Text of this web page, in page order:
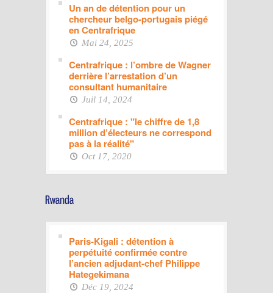
Un an de détention pour un
chercheur belgo-portugais piégé
en Centrafrique
Mai 24, 2025
Centrafrique : l’ombre de Wagner
derrière l’arrestation d’un
consultant humanitaire
Juil 14, 2024
Centrafrique : "le chiffre de 1,8
million d’électeurs ne correspond
pas à la réalité"
Oct 17, 2020
Paris-Kigali : détention à
perpétuité confirmée contre
l’ancien adjudant-chef Philippe
Hategekimana
Déc 19, 2024